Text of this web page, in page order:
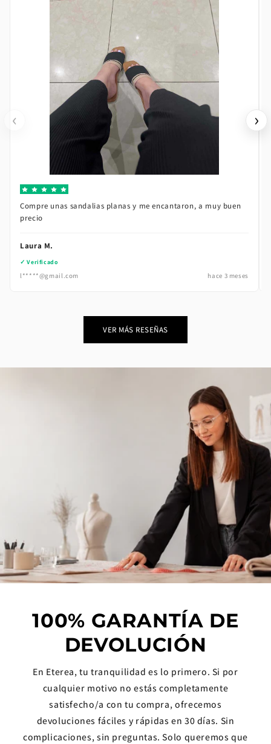
‹
Compre unas sandalias planas y me encantaron, a muy buen
precio
Laura M.
✓ Verificado
l*****@gmail.com hace 3 meses
›
VER MÁS RESEÑAS
100% GARANTÍA DE
DEVOLUCIÓN
En Eterea, tu tranquilidad es lo primero. Si por
cualquier motivo no estás completamente
satisfecho/a con tu compra, ofrecemos
devoluciones fáciles y rápidas en 30 días. Sin
complicaciones, sin preguntas. Solo queremos que